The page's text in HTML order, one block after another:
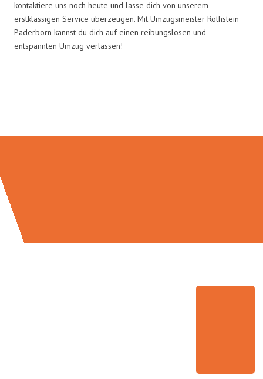
kontaktiere uns noch heute und lasse dich von unserem
erstklassigen Service überzeugen. Mit Umzugsmeister Rothstein
Paderborn kannst du dich auf einen reibungslosen und
entspannten Umzug verlassen!